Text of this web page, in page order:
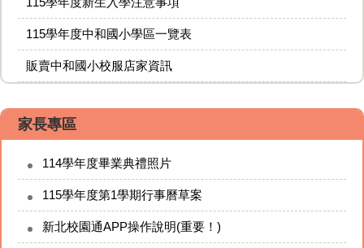
115學年度中和國小學區一覽表
販賣中和國小校服店家資訊
家長專區
114學年度畢業典禮照片
115學年度第1學期行事曆草案
新北校園通APP操作說明(重要！)